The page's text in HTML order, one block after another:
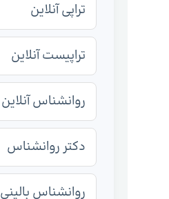
تراپی آنلاین
تراپیست آنلاین
روانشناس آنلاین
دکتر روانشناس
روانشناس بالینی